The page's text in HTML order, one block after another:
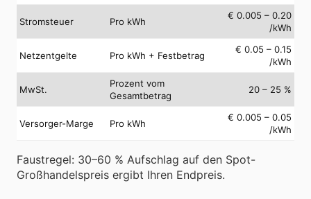
Stromsteuer Pro kWh
€ 0.005 – 0.20
/kWh
Netzentgelte Pro kWh + Festbetrag
€ 0.05 – 0.15
/kWh
MwSt.
Prozent vom
Gesamtbetrag
20 – 25 %
Versorger-Marge Pro kWh
€ 0.005 – 0.05
/kWh
Faustregel: 30–60 % Aufschlag auf den Spot-
Großhandelspreis ergibt Ihren Endpreis.